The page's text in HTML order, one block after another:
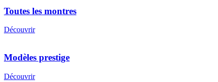
Toutes les montres
Découvrir
Modèles prestige
Découvrir